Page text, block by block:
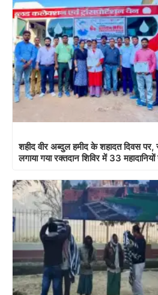
शहीद वीर अब्दुल हमीद के शहादत दिवस पर,
लगाया गया रक्तदान शिविर में 33